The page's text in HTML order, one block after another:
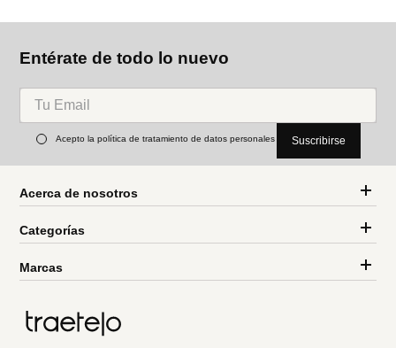
Entérate de todo lo nuevo
Acepto la política de tratamiento de datos personales Suscribirse
Acerca de nosotros
Categorías
Marcas